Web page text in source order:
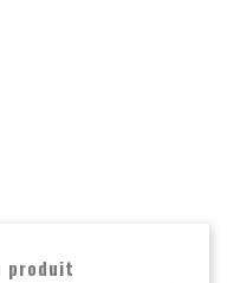
produit